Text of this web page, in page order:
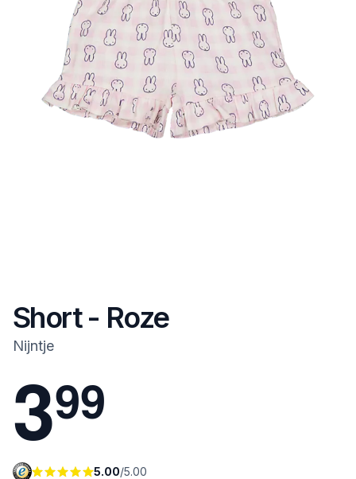
Short - Roze
Nijntje
399
5.00/5.00